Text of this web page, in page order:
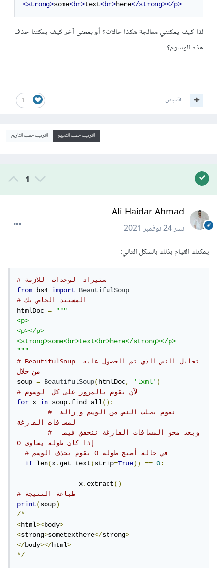
<strong>some<br>text<br>here</strong></p>
لذا كيف يمكنني معالجة هكذا حالات؟ أو بمعنى آخر كيف يمكننا حذف
هذه الوسوم؟
1 اقتباس
الترتيب حسب التقييم الترتيب حسب التاريخ
1
Ali Haidar Ahmad
نشر24 نوفمبر 2021
يمكنك القيام بذلك بالشكل التالي:
# استيراد الوحدات اللازمة
from bs4 import
BeautifulSoup
# المستند الخاص بك
htmlDoc =
"""
<p>
<p></p>
<strong>some<br>text<br>here</strong></p>
"""
# BeautifulSoup تحليل النص الذي تم الحصول عليه
soup = BeautifulSoup(htmlDoc, 'lxml')
# الآن نقوم بالمرور على كل الوسوم
for x in soup.find_all():
# نقوم بجلب النص من الوسم وإزالة
# وبعد محو المسافات الفارغة نتحقق فيما
إذا كان طوله يساوي 0
# في حالة أصبح طوله 0 نقوم بحذف الوسم
if len(x.get_text(strip=True)) == 0:
  		x
.extract()
# طباعة النتيجة
print(soup)
/*
<html><body>
<strong>sometexthere</strong>
</body></html>
*/